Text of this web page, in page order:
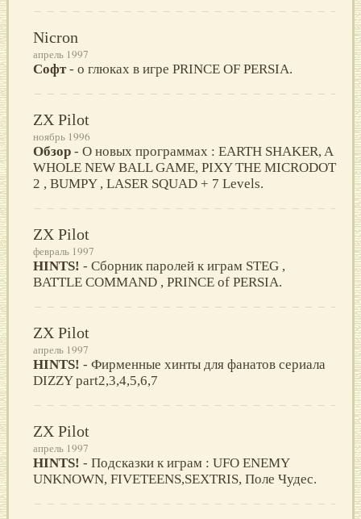
Nicron
апрель 1997
Софт- о глюках в игре PRINCE OF PERSIA.
ZX Pilot
ноябрь 1996
Обзор - О новых программах : EARTH SHAKER, A
WHOLE NEW BALL GAME, PIXY THE MICRODOT
2 , BUMPY , LASER SQUAD + 7 Levels.
ZX Pilot
февраль 1997
HINTS! - Сборник паролей к играм STEG ,
BATTLE COMMAND , PRINCE of PERSIA.
ZX Pilot
апрель 1997
HINTS! - Фирменные хинты для фанатов сериала
DIZZY part2,3,4,5,6,7
ZX Pilot
апрель 1997
HINTS! - Подсказки к играм : UFO ENEMY
UNKNOWN, FIVETEENS,SEXTRIS, Поле Чудес.